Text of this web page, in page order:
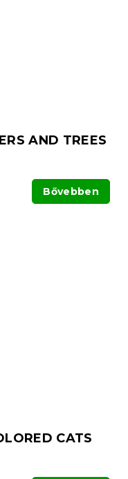
AND TREES
Bővebben
CATS